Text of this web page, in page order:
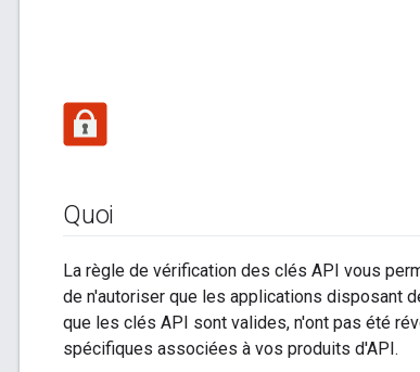
Quoi
La règle de vérification des clés API vous
de n'autoriser que les applications disposant
que les clés API sont valides, n'ont pas été
spécifiques associées à vos produits d'API.